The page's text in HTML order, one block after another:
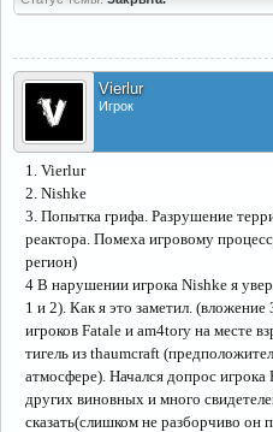
Vierlur
Игрок
1. Vierlur
2. Nishke
3. Попытка грифа. Разрушение
реактора. Помеха игровому
регион)
4 В нарушении игрока Nishke я
1 и 2). Как я это заметил.
игроков Fatale и am4tory на месте
тигель из thaumcraft
атмосфере). Начался допрос игрока
других виновных и много
сказать(слишком не разборчиво он